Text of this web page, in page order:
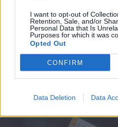
I want to opt-out of
Retention, Sale, and/or
Personal Data that Is
Purposes for which it was
Opted Out
CONFIRM
Data Deletion Data
Uszályokat
a csernavodai
üzemben tartása
videóval